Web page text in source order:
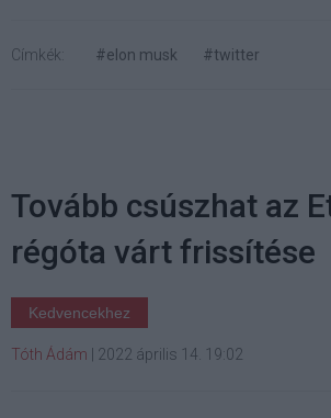
Címkék: #elon musk #twitter
Tovább csúszhat az
régóta várt frissítése
Kedvencekhez
Tóth Ádám 2022 április 14. 19:02